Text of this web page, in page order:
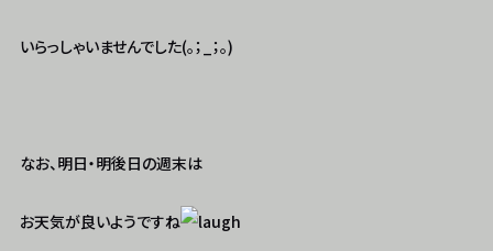
いらっしゃいませんでした(｡；_；｡)
なお、明日・明後日の週末は
お天気が良いようですね